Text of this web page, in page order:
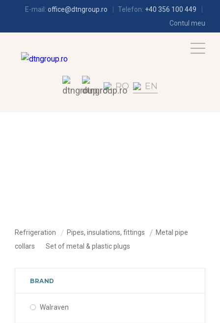
E-mail: office@dtngroup.ro Telefon: +40 356 100 449
Contul meu
RO EN
Refrigeration Pipes, insulations, fittings
Metal pipe
collars
Set of metal & plastic plugs
BRAND
Walraven